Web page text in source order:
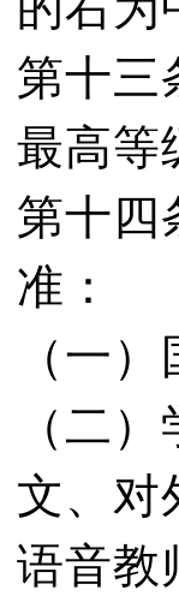
第十三
最高等
第十四
准：
（一
（二
文、对
语音教